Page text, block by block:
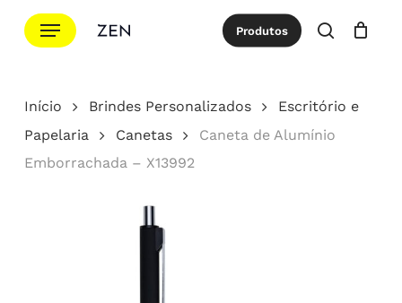
para
principal
Menu Produtos
procurar
Cotação Close
Início Brindes Personalizados
Escritório e
Papelaria
Canetas
Caneta de Alumínio
Emborrachada – X13992